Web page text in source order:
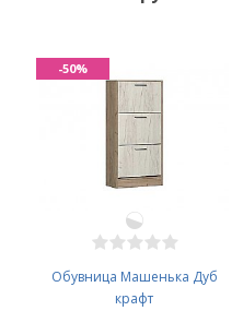
Обувница Машенька Дуб
крафт
-50%